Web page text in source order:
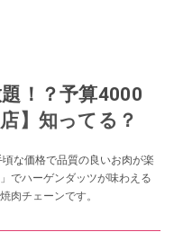
！？予算4000
】知ってる？
な価格で品質の良いお肉が楽
でハーゲンダッツが味わえる
肉チェーンです。